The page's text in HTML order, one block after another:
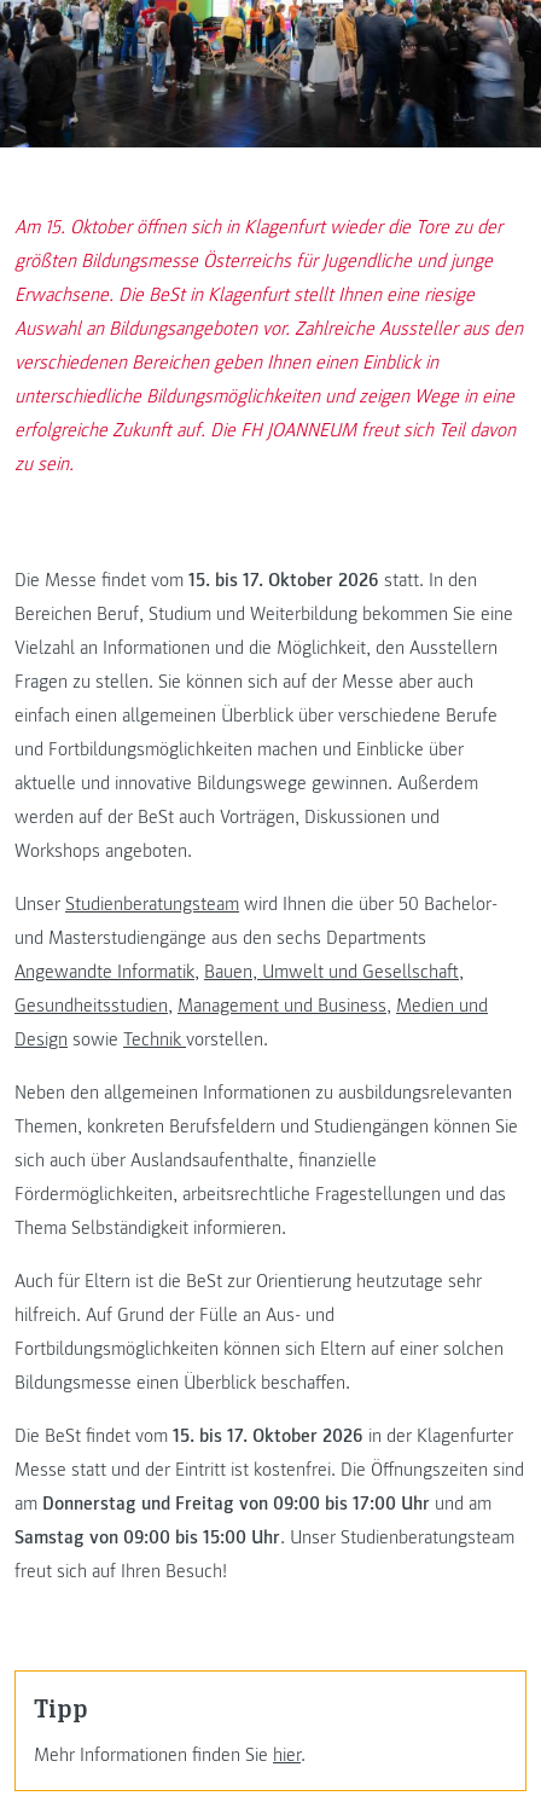
Am 15. Oktober öffnen sich in Klagenfurt wieder die Tore zu der
größten Bildungsmesse Österreichs für Jugendliche und junge
Erwachsene. Die BeSt in Klagenfurt stellt Ihnen eine riesige
Auswahl an Bildungsangeboten vor. Zahlreiche Aussteller aus den
verschiedenen Bereichen geben Ihnen einen Einblick in
unterschiedliche Bildungsmöglichkeiten und zeigen Wege in eine
erfolgreiche Zukunft auf. Die FH JOANNEUM freut sich Teil davon
zu sein.
Die Messe findet vom 15. bis 17. Oktober 2026 statt. In den
Bereichen Beruf, Studium und Weiterbildung bekommen Sie eine
Vielzahl an Informationen und die Möglichkeit, den Ausstellern
Fragen zu stellen. Sie können sich auf der Messe aber auch
einfach einen allgemeinen Überblick über verschiedene Berufe
und Fortbildungsmöglichkeiten machen und Einblicke über
aktuelle und innovative Bildungswege gewinnen. Außerdem
werden auf der BeSt auch Vorträgen, Diskussionen und
Workshops angeboten.
Unser Studienberatungsteam wird Ihnen die über 50 Bachelor-
und Masterstudiengänge aus den sechs Departments
Angewandte Informatik, Bauen, Umwelt und Gesellschaft,
Gesundheitsstudien, Management und Business, Medien und
Design sowie Technik vorstellen.
Neben den allgemeinen Informationen zu ausbildungsrelevanten
Themen, konkreten Berufsfeldern und Studiengängen können Sie
sich auch über Auslandsaufenthalte, finanzielle
Fördermöglichkeiten, arbeitsrechtliche Fragestellungen und das
Thema Selbständigkeit informieren.
Auch für Eltern ist die BeSt zur Orientierung heutzutage sehr
hilfreich. Auf Grund der Fülle an Aus- und
Fortbildungsmöglichkeiten können sich Eltern auf einer solchen
Bildungsmesse einen Überblick beschaffen.
Die BeSt findet vom 15. bis 17. Oktober 2026 in der Klagenfurter
Messe statt und der Eintritt ist kostenfrei. Die Öffnungszeiten sind
am Donnerstag und Freitag von 09:00 bis 17:00 Uhr und am
Samstag von 09:00 bis 15:00 Uhr. Unser Studienberatungsteam
freut sich auf Ihren Besuch!
Tipp
Mehr Informationen finden Sie hier.